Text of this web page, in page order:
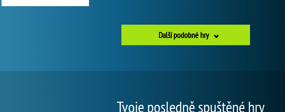
Další podobné hry
Tvoje posledně spuštěné hry